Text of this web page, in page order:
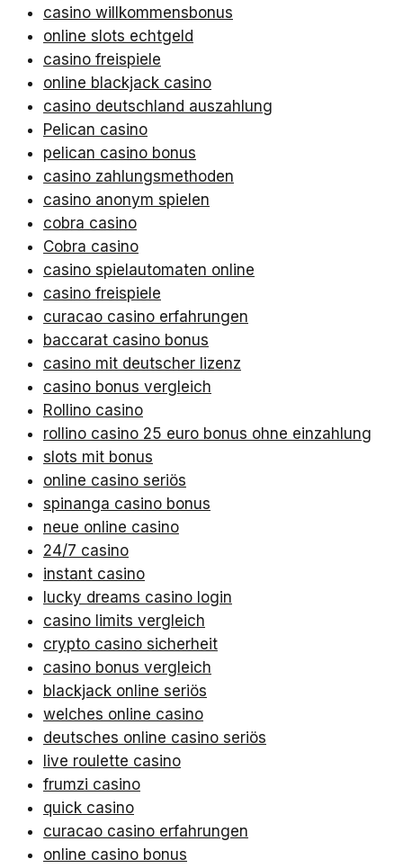
casino willkommensbonus
online slots echtgeld
casino freispiele
online blackjack casino
casino deutschland auszahlung
Pelican casino
pelican casino bonus
casino zahlungsmethoden
casino anonym spielen
cobra casino
Cobra casino
casino spielautomaten online
casino freispiele
curacao casino erfahrungen
baccarat casino bonus
casino mit deutscher lizenz
casino bonus vergleich
Rollino casino
rollino casino 25 euro bonus ohne einzahlung
slots mit bonus
online casino seriös
spinanga casino bonus
neue online casino
24/7 casino
instant casino
lucky dreams casino login
casino limits vergleich
crypto casino sicherheit
casino bonus vergleich
blackjack online seriös
welches online casino
deutsches online casino seriös
live roulette casino
frumzi casino
quick casino
curacao casino erfahrungen
online casino bonus